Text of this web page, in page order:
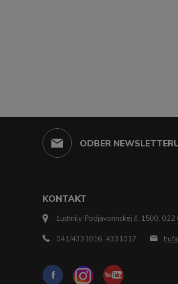
ODBER
KONTAKT
Ľudmily Podjavorinskej č. 1500, 022
041/4331016, 4331017